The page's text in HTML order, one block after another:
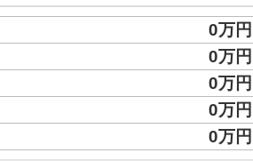
0万円
0万円
0万円
0万円
0万円